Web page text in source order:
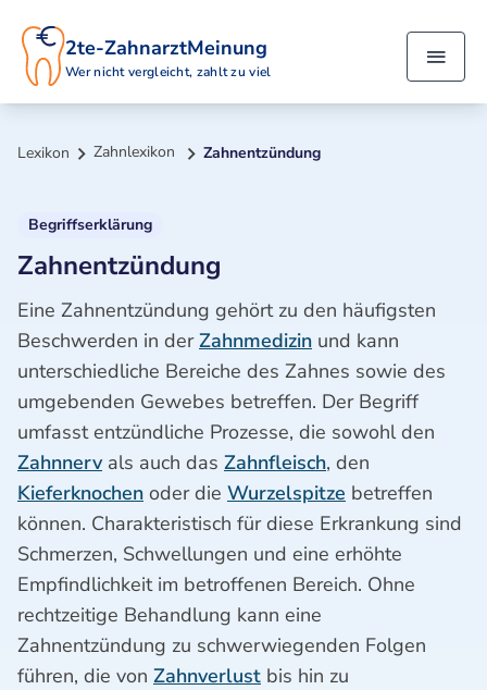
2te-ZahnarztMeinung
Wer nicht vergleicht, zahlt zu viel
Lexikon Zahnlexikon Zahnentzündung
Begriffserklärung
Zahnentzündung
Eine Zahnentzündung gehört zu den häufigsten
Beschwerden in derZahnmedizin und kann
unterschiedliche Bereiche des Zahnes sowie des
umgebenden Gewebes betreffen. Der Begriff
umfasst entzündliche Prozesse, die sowohl den
Zahnnervals auch das Zahnfleisch, den
Kieferknochen oder die Wurzelspitze betreffen
können. Charakteristisch für diese Erkrankung sind
Schmerzen, Schwellungen und eine erhöhte
Empfindlichkeit im betroffenen Bereich. Ohne
rechtzeitige Behandlung kann eine
Zahnentzündung zu schwerwiegenden Folgen
führen, die von Zahnverlust bis hin zu